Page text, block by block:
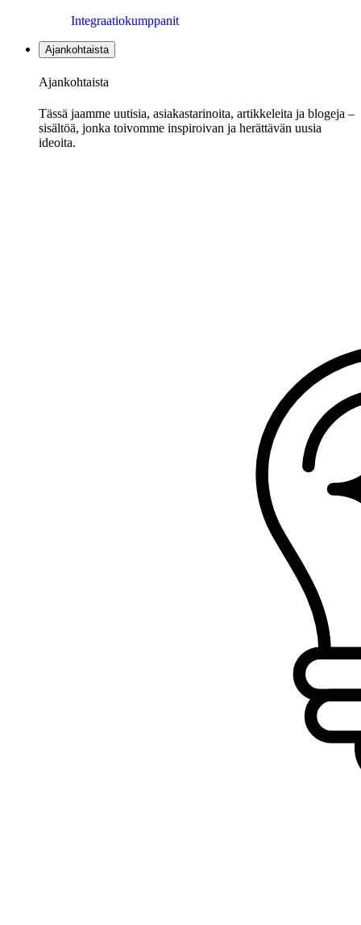
Integraatiokumppanit
Ajankohtaista
Ajankohtaista
Tässä jaamme uutisia, asiakastarinoita, artikkeleita ja blogeja –
sisältöä, jonka toivomme inspiroivan ja herättävän uusia
ideoita.